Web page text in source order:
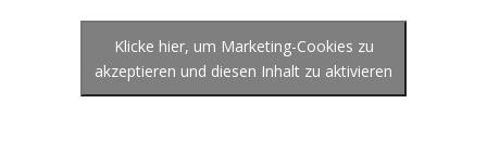
Klicke hier, um Marketing-Cookies zu
akzeptieren und diesen Inhalt zu aktivieren